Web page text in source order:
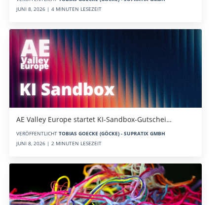
JUNI 8, 2026 | 4 MINUTEN LESEZEIT
AE Valley Europe startet KI-Sandbox-Gutschei…
VERÖFFENTLICHT TOBIAS GOECKE (GÖCKE) - SUPRATIX GMBH
JUNI 8, 2026 | 2 MINUTEN LESEZEIT